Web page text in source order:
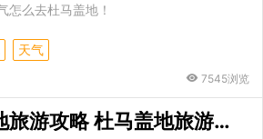
怎么去杜马盖地！
天气
7545浏览
菲律宾杜马盖地旅游攻略 杜马盖地旅游景点推荐